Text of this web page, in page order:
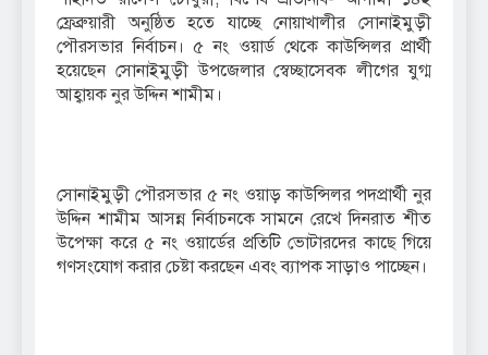
ফ্রেব্রুয়ারী অনুষ্ঠিত হতে যাচ্ছে নোয়াখালীর সোনাইমুড়ী
পৌরসভার নির্বাচন। ৫ নং ওয়ার্ড থেকে কাউন্সিলর প্রার্থী
হয়েছেন সোনাইমুড়ী উপজেলার স্বেচ্ছাসেবক লীগের যুগ্ম
আহ্বায়ক নুর উদ্দিন শামীম।
সোনাইমুড়ী পৌরসভার ৫ নং ওয়াড় কাউন্সিলর পদপ্রার্থী নুর
উদ্দিন শামীম আসন্ন নির্বাচনকে সামনে রেখে দিনরাত শীত
উপেক্ষা করে ৫ নং ওয়ার্ডের প্রতিটি ভোটারদের কাছে গিয়ে
গণসংযোগ করার চেষ্টা করছেন এবং ব্যাপক সাড়াও পাচ্ছেন।